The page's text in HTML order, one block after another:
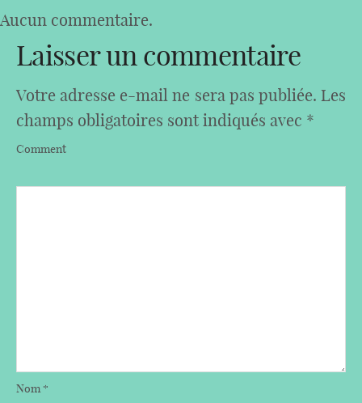
Aucun commentaire.
Laisser un commentaire
Votre adresse e-mail ne sera pas publiée. Les
champs obligatoires sont indiqués avec *
Comment
Nom*